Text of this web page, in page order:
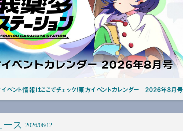
ベント情報はここでチェック！東方イベントカレンダー 2026年8月号
ース 2026/06/12